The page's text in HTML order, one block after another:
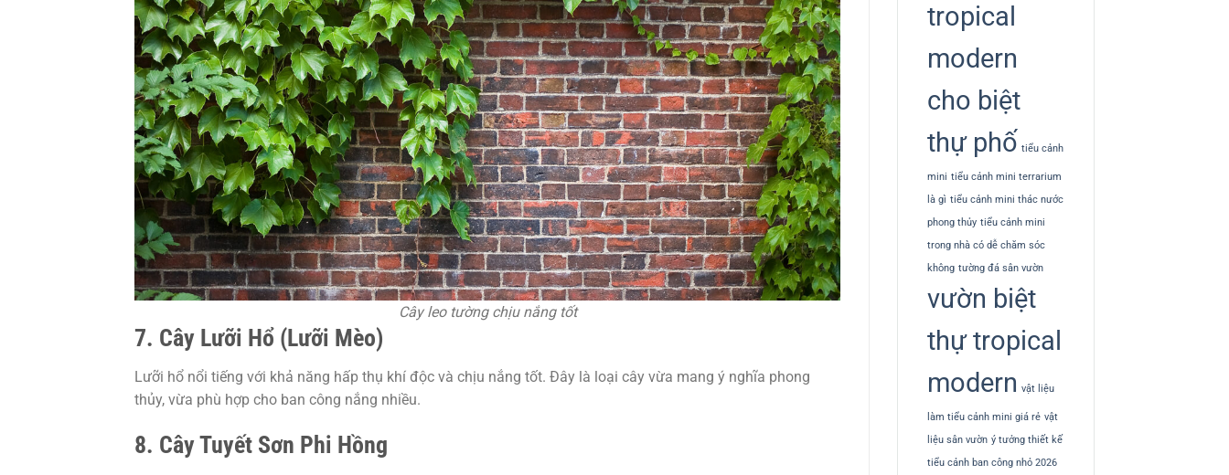
Cây leo tường chịu nắng tốt
7. Cây Lưỡi Hổ (Lưỡi Mèo)
Lưỡi hổ nổi tiếng với khả năng hấp thụ khí độc và chịu nắng tốt. Đây là loại cây vừa mang ý nghĩa phong
thủy, vừa phù hợp cho ban công nắng nhiều.
8. Cây Tuyết Sơn Phi Hồng
tropical
modern
cho biệt
thự phố tiểu cảnh
mini tiểu cảnh mini terrarium
là gì tiểu cảnh mini thác nước
phong thủy tiểu cảnh mini
trong nhà có dễ chăm sóc
không tường đá sân vườn
vườn biệt
thự tropical
modern vật liệu
làm tiểu cảnh mini giá rẻ vật
liệu sân vườn ý tưởng thiết kế
tiểu cảnh ban công nhỏ 2026